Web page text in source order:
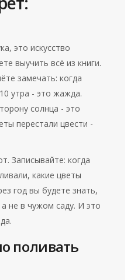
это искусство
выучить всё из книги.
замечать: когда
утра - это жажда.
солнца - это
перестали цвести -
Записывайте: когда
какие цветы
год вы будете знать,
не в чужом саду. И это
поливать